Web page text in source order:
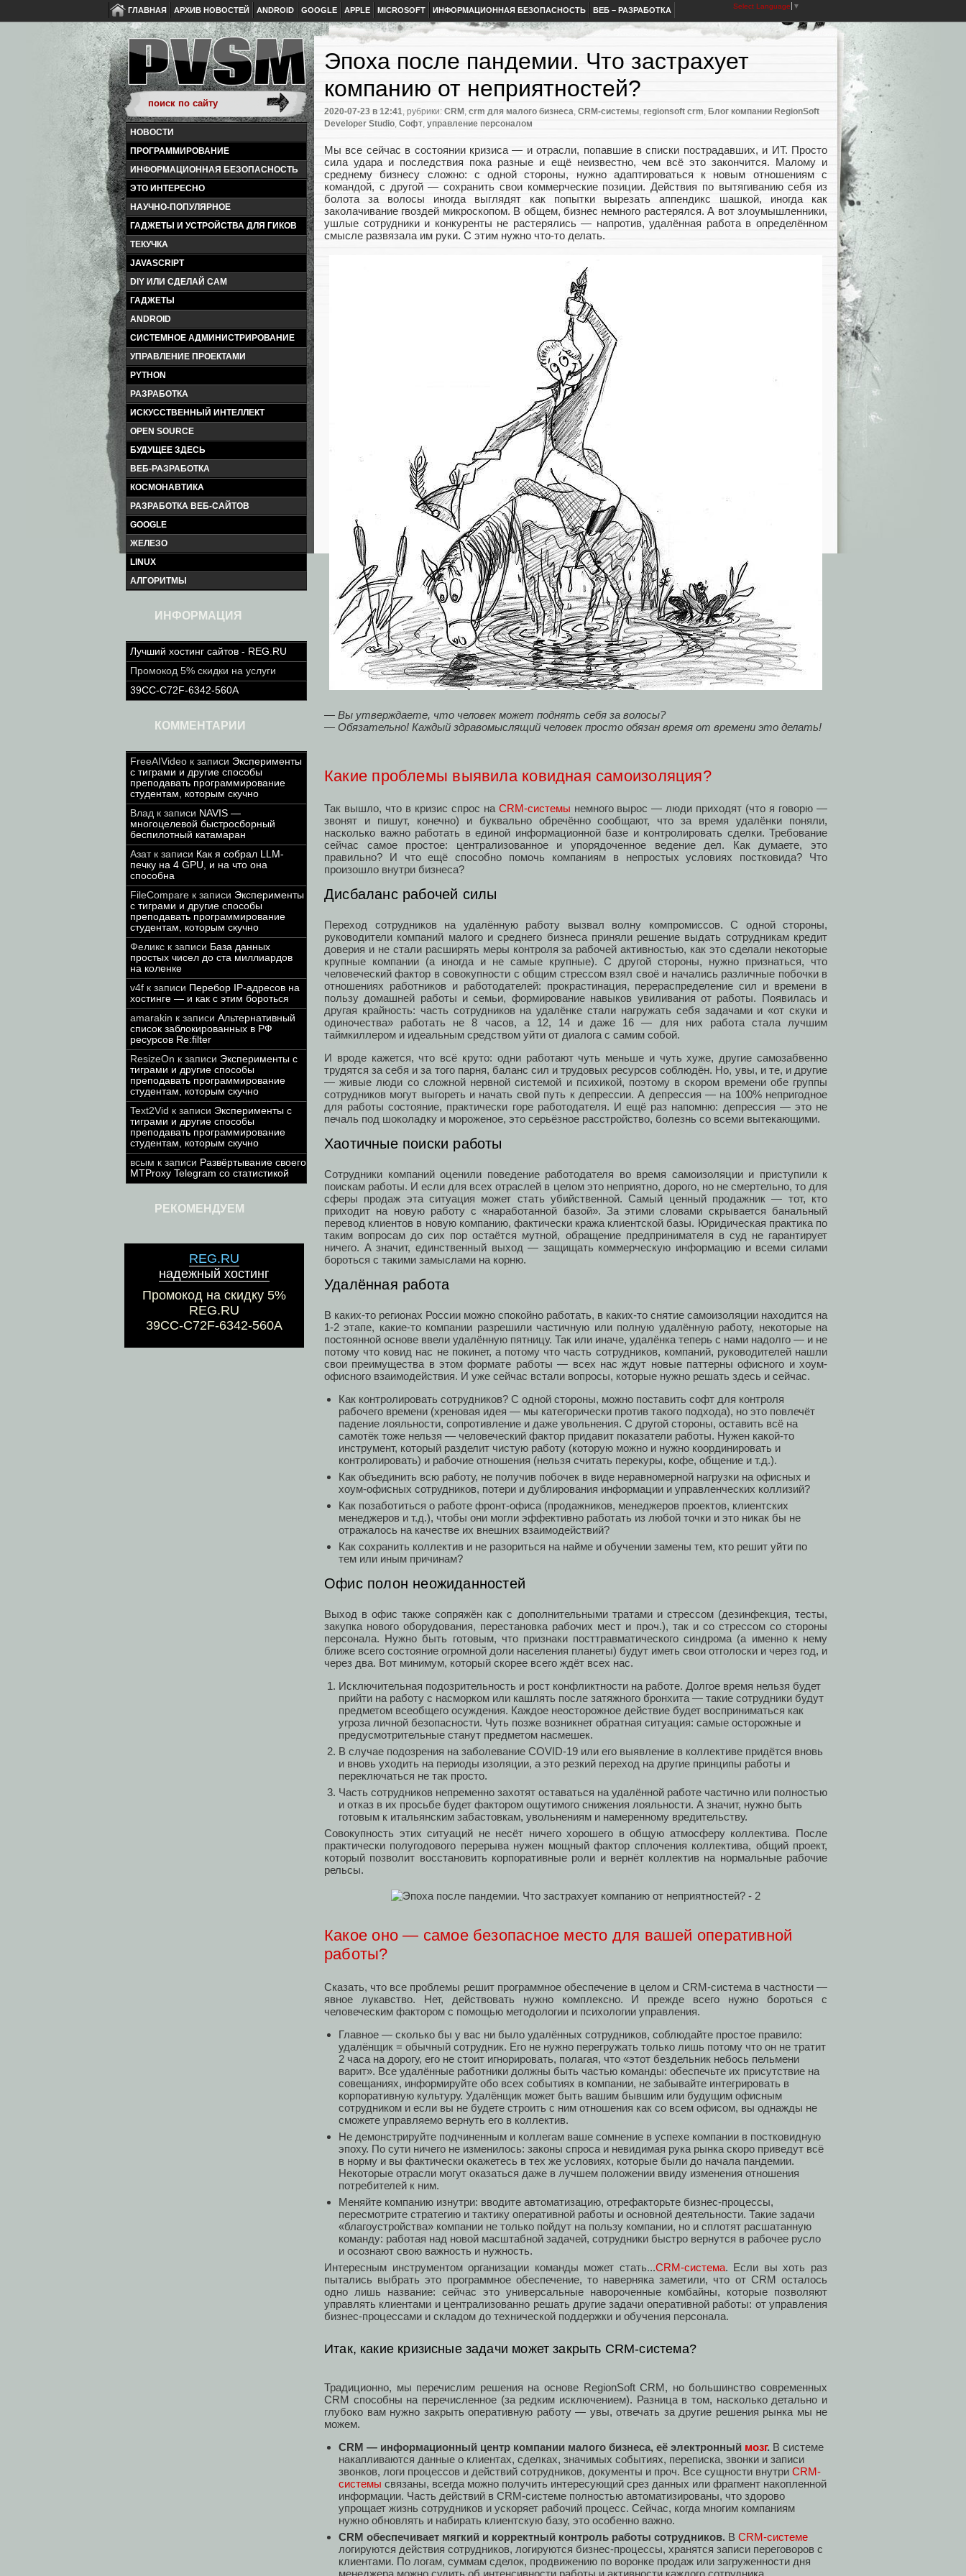
ГЛАВНАЯ АРХИВ НОВОСТЕЙ ANDROID GOOGLE APPLE MICROSOFT ИНФОРМАЦИОННАЯ БЕЗОПАСНОСТЬ ВЕБ – РАЗРАБОТКА Select Language ▼
НОВОСТИ
ПРОГРАММИРОВАНИЕ
ИНФОРМАЦИОННАЯ БЕЗОПАСНОСТЬ
ЭТО ИНТЕРЕСНО
НАУЧНО-ПОПУЛЯРНОЕ
ГАДЖЕТЫ И УСТРОЙСТВА ДЛЯ ГИКОВ
ТЕКУЧКА
JAVASCRIPT
DIY ИЛИ СДЕЛАЙ САМ
ГАДЖЕТЫ
ANDROID
СИСТЕМНОЕ АДМИНИСТРИРОВАНИЕ
УПРАВЛЕНИЕ ПРОЕКТАМИ
PYTHON
РАЗРАБОТКА
ИСКУССТВЕННЫЙ ИНТЕЛЛЕКТ
OPEN SOURCE
БУДУЩЕЕ ЗДЕСЬ
ВЕБ-РАЗРАБОТКА
КОСМОНАВТИКА
РАЗРАБОТКА ВЕБ-САЙТОВ
GOOGLE
ЖЕЛЕЗО
LINUX
АЛГОРИТМЫ
ИНФОРМАЦИЯ
Лучший хостинг сайтов - REG.RU
Промокод 5% скидки на услуги
39CC-C72F-6342-560A
КОММЕНТАРИИ
FreeAIVideo к записи Эксперименты
с тиграми и другие способы
преподавать программирование
студентам, которым скучно
Влад к записи NAVIS —
многоцелевой быстросборный
беспилотный катамаран
Азатк записи Как я собрал LLM-
печку на 4 GPU, и на что она
способна
FileCompare к записи Эксперименты
с тиграми и другие способы
преподавать программирование
студентам, которым скучно
Феликс к записи База данных
простых чисел до ста миллиардов
на коленке
v4f к записи Перебор IP-адресов на
хостинге — и как с этим бороться
amarakin к записи Альтернативный
список заблокированных в РФ
ресурсов Re:filter
ResizeOn к записи Эксперименты с
тиграми и другие способы
преподавать программирование
студентам, которым скучно
Text2Vid к записи Эксперименты с
тиграми и другие способы
преподавать программирование
студентам, которым скучно
всым к записи Развёртывание своего
MTProxy Telegram со статистикой
РЕКОМЕНДУЕМ
REG.RU
надежный хостинг
Промокод на скидку 5%
REG.RU
39CC-C72F-6342-560A
Эпоха после пандемии. Что застрахует
компанию от неприятностей?
2020-07-23 в 12:41, рубрики: CRM , crm для малого бизнеса, CRM-системы, regionsoft crm, Блог компании RegionSoft
Developer Studio, Софт, управление персоналом
Мы все сейчас в состоянии кризиса — и отрасли, попавшие в списки пострадавших, и ИТ. Просто
сила удара и последствия пока разные и ещё неизвестно, чем всё это закончится. Малому и
среднему бизнесу сложно: с одной стороны, нужно адаптироваться к новым отношениям с
командой, с другой — сохранить свои коммерческие позиции. Действия по вытягиванию себя из
болота за волосы иногда выглядят как попытки вырезать аппендикс шашкой, иногда как
заколачивание гвоздей микроскопом. В общем, бизнес немного растерялся. А вот злоумышленники,
ушлые сотрудники и конкуренты не растерялись — напротив, удалённая работа в определённом
смысле развязала им руки. С этим нужно что-то делать.
— Вы утверждаете, что человек может поднять себя за волосы?
— Обязательно! Каждый здравомыслящий человек просто обязан время от времени это делать!
Какие проблемы выявила ковидная самоизоляция?
Так вышло, что в кризис спрос на CRM-системы немного вырос — люди приходят (что я говорю —
звонят и пишут, конечно) и буквально обречённо сообщают, что за время удалёнки поняли,
насколько важно работать в единой информационной базе и контролировать сделки. Требование
сейчас самое простое: централизованное и упорядоченное ведение дел. Как думаете, это
правильно? И что ещё способно помочь компаниям в непростых условиях постковида? Что
произошло внутри бизнеса?
Дисбаланс рабочей силы
Переход сотрудников на удалённую работу вызвал волну компромиссов. С одной стороны,
руководители компаний малого и среднего бизнеса приняли решение выдать сотрудникам кредит
доверия и не стали расширять меры контроля за рабочей активностью, как это сделали некоторые
крупные компании (а иногда и не самые крупные). С другой стороны, нужно признаться, что
человеческий фактор в совокупности с общим стрессом взял своё и начались различные побочки в
отношениях работников и работодателей: прокрастинация, перераспределение сил и времени в
пользу домашней работы и семьи, формирование навыков увиливания от работы. Появилась и
другая крайность: часть сотрудников на удалёнке стали нагружать себя задачами и «от скуки и
одиночества» работать не 8 часов, а 12, 14 и даже 16 — для них работа стала лучшим
таймкиллером и идеальным средством уйти от диалога с самим собой.
И вроде кажется, что всё круто: одни работают чуть меньше и чуть хуже, другие самозабвенно
трудятся за себя и за того парня, баланс сил и трудовых ресурсов соблюдён. Но, увы, и те, и другие
— живые люди со сложной нервной системой и психикой, поэтому в скором времени обе группы
сотрудников могут выгореть и начать свой путь к депрессии. А депрессия — на 100% непригодное
для работы состояние, практически горе работодателя. И ещё раз напомню: депрессия — это не
печаль под шоколадку и мороженое, это серьёзное расстройство, болезнь со всеми вытекающими.
Хаотичные поиски работы
Сотрудники компаний оценили поведение работодателя во время самоизоляции и приступили к
поискам работы. И если для всех отраслей в целом это неприятно, дорого, но не смертельно, то для
сферы продаж эта ситуация может стать убийственной. Самый ценный продажник — тот, кто
приходит на новую работу с «наработанной базой». За этими словами скрывается банальный
перевод клиентов в новую компанию, фактически кража клиентской базы. Юридическая практика по
таким вопросам до сих пор остаётся мутной, обращение предпринимателя в суд не гарантирует
ничего. А значит, единственный выход — защищать коммерческую информацию и всеми силами
бороться с такими замыслами на корню.
Удалённая работа
В каких-то регионах России можно спокойно работать, в каких-то снятие самоизоляции находится на
1-2 этапе, какие-то компании разрешили частичную или полную удалённую работу, некоторые на
постоянной основе ввели удалённую пятницу. Так или иначе, удалёнка теперь с нами надолго — и не
потому что ковид нас не покинет, а потому что часть сотрудников, компаний, руководителей нашли
свои преимущества в этом формате работы — всех нас ждут новые паттерны офисного и хоум-
офисного взаимодействия. И уже сейчас встали вопросы, которые нужно решать здесь и сейчас.
Как контролировать сотрудников? С одной стороны, можно поставить софт для контроля
рабочего времени (хреновая идея — мы категорически против такого подхода), но это повлечёт
падение лояльности, сопротивление и даже увольнения. С другой стороны, оставить всё на
самотёк тоже нельзя — человеческий фактор придавит показатели работы. Нужен какой-то
инструмент, который разделит чистую работу (которую можно и нужно координировать и
контролировать) и рабочие отношения (нельзя считать перекуры, кофе, общение и т.д.).
Как объединить всю работу, не получив побочек в виде неравномерной нагрузки на офисных и
хоум-офисных сотрудников, потери и дублирования информации и управленческих коллизий?
Как позаботиться о работе фронт-офиса (продажников, менеджеров проектов, клиентских
менеджеров и т.д.), чтобы они могли эффективно работать из любой точки и это никак бы не
отражалось на качестве их внешних взаимодействий?
Как сохранить коллектив и не разориться на найме и обучении замены тем, кто решит уйти по
тем или иным причинам?
Офис полон неожиданностей
Выход в офис также сопряжён как с дополнительными тратами и стрессом (дезинфекция, тесты,
закупка нового оборудования, перестановка рабочих мест и проч.), так и со стрессом со стороны
персонала. Нужно быть готовым, что признаки посттравматического синдрома (а именно к нему
ближе всего состояние огромной доли населения планеты) будут иметь свои отголоски и через год, и
через два. Вот минимум, который скорее всего ждёт всех нас.
Исключительная подозрительность и рост конфликтности на работе. Долгое время нельзя будет
прийти на работу с насморком или кашлять после затяжного бронхита — такие сотрудники будут
предметом всеобщего осуждения. Каждое неосторожное действие будет восприниматься как
угроза личной безопасности. Чуть позже возникнет обратная ситуация: самые осторожные и
предусмотрительные станут предметом насмешек.
В случае подозрения на заболевание COVID-19 или его выявление в коллективе придётся вновь
и вновь уходить на периоды изоляции, а это резкий переход на другие принципы работы и
переключаться не так просто.
Часть сотрудников непременно захотят оставаться на удалённой работе частично или полностью
и отказ в их просьбе будет фактором ощутимого снижения лояльности. А значит, нужно быть
готовым к итальянским забастовкам, увольнениям и намеренному вредительству.
Совокупность этих ситуаций не несёт ничего хорошего в общую атмосферу коллектива. После
практически полугодового перерыва нужен мощный фактор сплочения коллектива, общий проект,
который позволит восстановить корпоративные роли и вернёт коллектив на нормальные рабочие
рельсы.
Какое оно — самое безопасное место для вашей оперативной
работы?
Сказать, что все проблемы решит программное обеспечение в целом и CRM-система в частности —
явное лукавство. Нет, действовать нужно комплексно. И прежде всего нужно бороться с
человеческим фактором с помощью методологии и психологии управления.
Главное — сколько бы у вас ни было удалённых сотрудников, соблюдайте простое правило:
удалёнщик = обычный сотрудник. Его не нужно перегружать только лишь потому что он не тратит
2 часа на дорогу, его не стоит игнорировать, полагая, что «этот бездельник небось пельмени
варит». Все удалённые работники должны быть частью команды: обеспечьте их присутствие на
совещаниях, информируйте обо всех событиях в компании, не забывайте интегрировать в
корпоративную культуру. Удалёнщик может быть вашим бывшим или будущим офисным
сотрудником и если вы не будете строить с ним отношения как со всем офисом, вы однажды не
сможете управляемо вернуть его в коллектив.
Не демонстрируйте подчиненным и коллегам ваше сомнение в успехе компании в постковидную
эпоху. По сути ничего не изменилось: законы спроса и невидимая рука рынка скоро приведут всё
в норму и вы фактически окажетесь в тех же условиях, которые были до начала пандемии.
Некоторые отрасли могут оказаться даже в лучшем положении ввиду изменения отношения
потребителей к ним.
Меняйте компанию изнутри: вводите автоматизацию, отрефакторьте бизнес-процессы,
пересмотрите стратегию и тактику оперативной работы и основной деятельности. Такие задачи
«благоустройства» компании не только пойдут на пользу компании, но и сплотят расшатанную
команду: работая над новой масштабной задачей, сотрудники быстро вернутся в рабочее русло
и осознают свою важность и нужность.
Интересным инструментом организации команды может стать...CRM-система. Если вы хоть раз
пытались выбрать это программное обеспечение, то наверняка заметили, что от CRM осталось
одно лишь название: сейчас это универсальные навороченные комбайны, которые позволяют
управлять клиентами и централизованно решать другие задачи оперативной работы: от управления
бизнес-процессами и складом до технической поддержки и обучения персонала.
Итак, какие кризисные задачи может закрыть CRM-система?
Традиционно, мы перечислим решения на основе RegionSoft CRM, но большинство современных
CRM способны на перечисленное (за редким исключением). Разница в том, насколько детально и
глубоко вам нужно закрыть оперативную работу — увы, отвечать за другие решения рынка мы не
можем.
CRM — информационный центр компании малого бизнеса, её электронный мозг. В системе
накапливаются данные о клиентах, сделках, значимых событиях, переписка, звонки и записи
звонков, логи процессов и действий сотрудников, документы и проч. Все сущности внутри CRM-
системы связаны, всегда можно получить интересующий срез данных или фрагмент накопленной
информации. Часть действий в CRM-системе полностью автоматизированы, что здорово
упрощает жизнь сотрудников и ускоряет рабочий процесс. Сейчас, когда многим компаниям
нужно обновлять и набирать клиентскую базу, это особенно важно.
CRM обеспечивает мягкий и корректный контроль работы сотрудников. В CRM-системе
логируются действия сотрудников, логируются бизнес-процессы, хранятся записи переговоров с
клиентами. По логам, суммам сделок, продвижению по воронке продаж или загруженности дня
менеджера можно судить об интенсивности работы и активности каждого сотрудника.